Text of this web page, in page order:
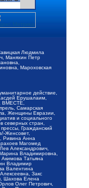
Людмила
Маняхин Петр
Мароховская
действие,
Ерушалаим,
ВМЕСТЕ,
Самарская
Женщины Евразии,
и социального
стран,
Гражданский
Женсовет,
Ривина Анна
Магомед
Александрович,
Владимировна,
Татьяна
Владимир
Валентина
Закс
Шахова Елена
Олег Петрович,